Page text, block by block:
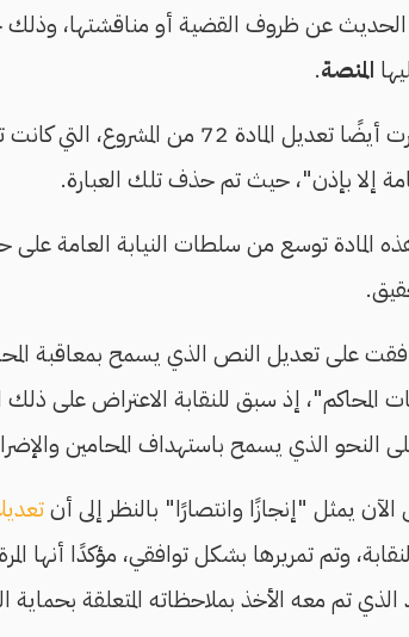
الحديث عن ظروف القضية أو مناقشتها،
المنصة.
وأشار الملواني إلى أن اللجنة قررت أيضًا
إلا بإذن"، حيث تم حذف تلك العبارة.
المادة توسع من سلطات النيابة العامة
وافقت على تعديل النص الذي يسمح بمعاقبة
المحاكم"، إذ سبق للنقابة الاعتراض
الذي يسمح باستهداف المحامين
الآن يمثل "إنجازًا وانتصارًا" بالنظر إلى أن
وتم تمريرها بشكل توافقي، مؤكدًا أنها
الذي تم معه الأخذ بملاحظاته المتعلقة